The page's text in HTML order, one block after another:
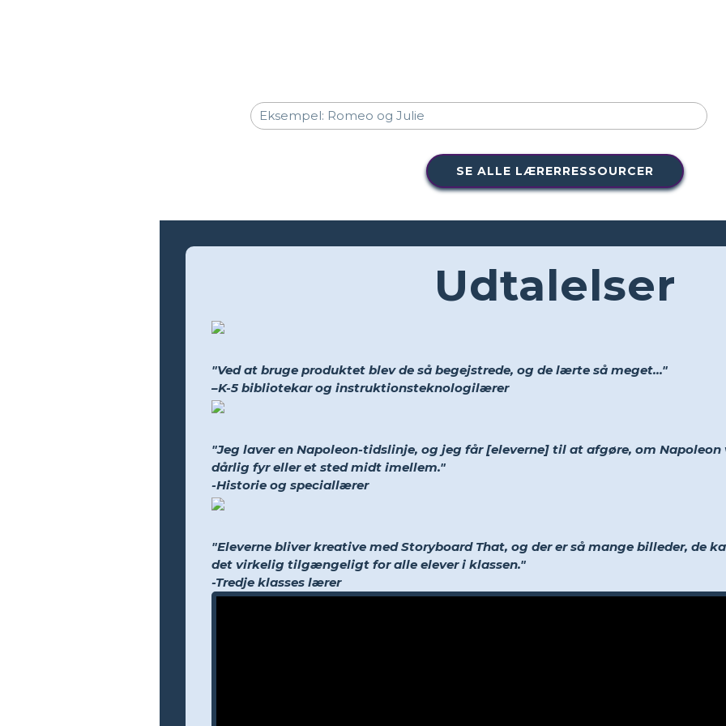
SE ALLE LÆRERRESSOURCER
Udtalelser
"Ved at bruge produktet blev de så begejstrede, og de lærte så meget..."
–K-5 bibliotekar og instruktionsteknologilærer
"Jeg laver en Napoleon-tidslinje, og jeg får [eleverne] til at afgøre, om Napoleon
dårlig fyr eller et sted midt imellem."
-Historie og speciallærer
"Eleverne bliver kreative med Storyboard That, og der er så mange billeder, de
det virkelig tilgængeligt for alle elever i klassen."
-Tredje klasses lærer